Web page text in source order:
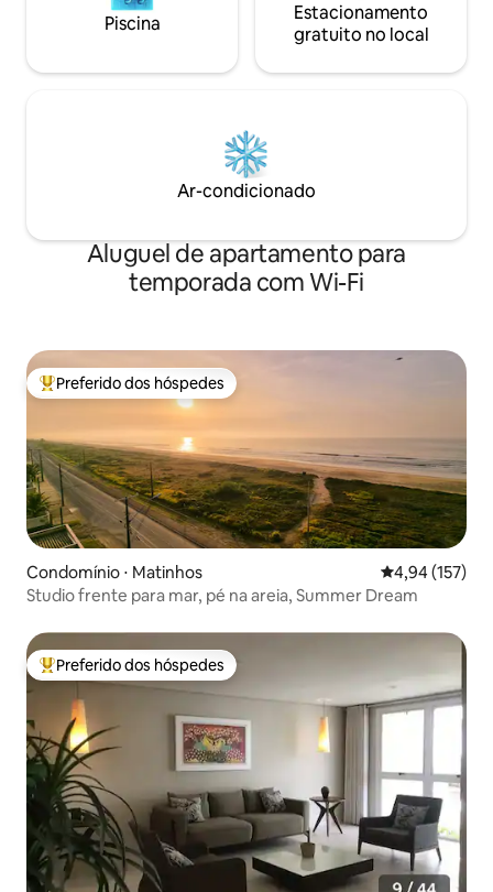
Piscina
Estacionamento
gratuito no local
Ar-condicionado
Aluguel de apartamento para
temporada com Wi-Fi
Entre os melhores preferidos dos hóspedes
Preferido dos hóspedes
Condomínio ⋅ Matinhos 4,94 de uma
4,94 (157)
Studio frente para mar, pé na areia, Summer Dream
Entre os melhores preferidos dos hóspedes
Preferido dos hóspedes